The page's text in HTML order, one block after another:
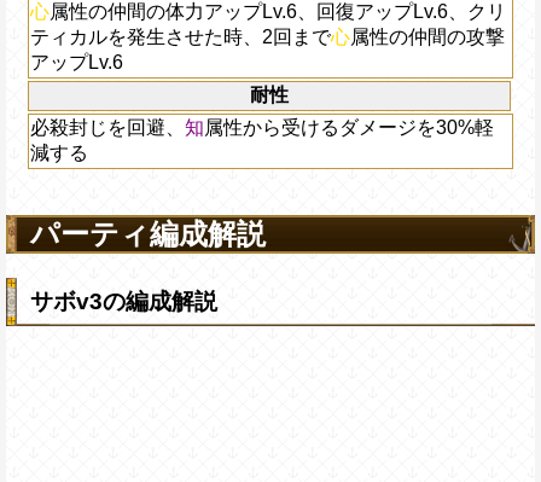
心属性の仲間の体力アップLv.6、回復アップLv.6、クリ
ティカルを発生させた時、2回まで心属性の仲間の攻撃
アップLv.6
耐性
必殺封じを回避、 知属性から受けるダメージを30%軽
減する
パーティ編成解説
サボv3の編成解説